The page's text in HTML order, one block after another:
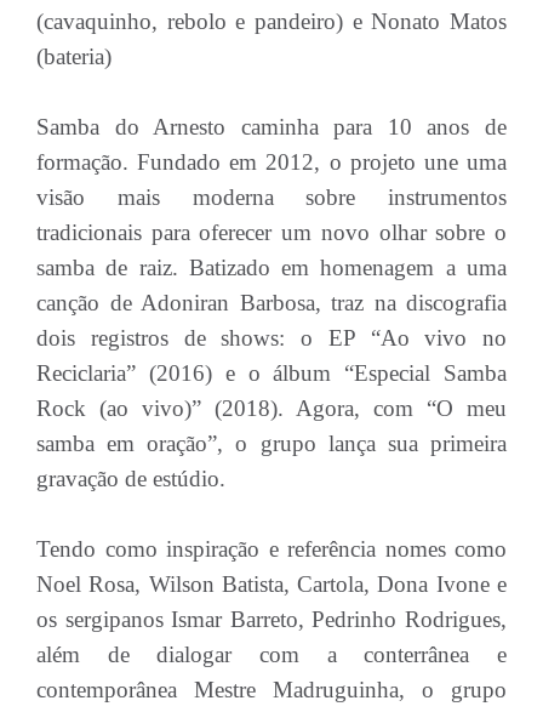
(cavaquinho, rebolo e pandeiro) e Nonato Matos
(bateria)
Samba do Arnesto caminha para 10 anos de
formação. Fundado em 2012, o projeto une uma
visão mais moderna sobre instrumentos
tradicionais para oferecer um novo olhar sobre o
samba de raiz. Batizado em homenagem a uma
canção de Adoniran Barbosa, traz na discografia
dois registros de shows: o EP “Ao vivo no
Reciclaria” (2016) e o álbum “Especial Samba
Rock (ao vivo)” (2018). Agora, com “O meu
samba em oração”, o grupo lança sua primeira
gravação de estúdio.
Tendo como inspiração e referência nomes como
Noel Rosa, Wilson Batista, Cartola, Dona Ivone e
os sergipanos Ismar Barreto, Pedrinho Rodrigues,
além de dialogar com a conterrânea e
contemporânea Mestre Madruguinha, o grupo